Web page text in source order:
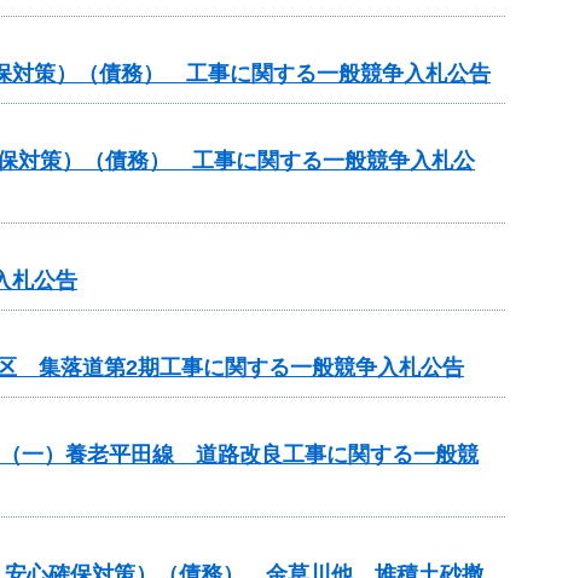
対策）（債務） 工事に関する一般競争入札公告
対策）（債務） 工事に関する一般競争入札公
札公告
集落道第2期工事に関する一般競争入札公告
一）養老平田線 道路改良工事に関する一般競